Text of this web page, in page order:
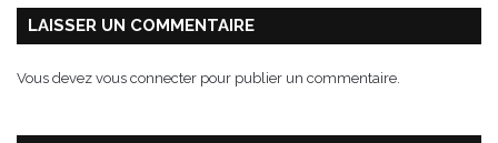
LAISSER UN COMMENTAIRE
Vous devez vous connecter pour publier un commentaire.